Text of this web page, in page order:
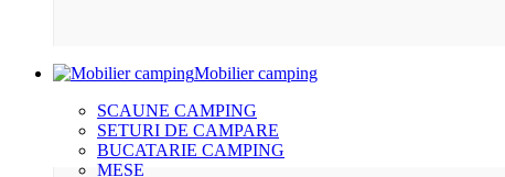
Mobilier camping
SCAUNE CAMPING
SETURI DE CAMPARE
BUCATARIE CAMPING
MESE